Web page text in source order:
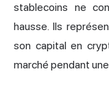
stablecoins ne
hausse. Ils
son capital en
marché pendant